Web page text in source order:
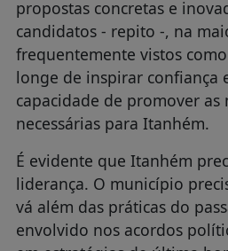
propostas concretas e
candidatos - repito -, na
frequentemente vistos
longe de inspirar confiança
capacidade de promover as
necessárias para Itanhém.
É evidente que Itanhém
liderança. O município
vá além das práticas do
envolvido nos acordos